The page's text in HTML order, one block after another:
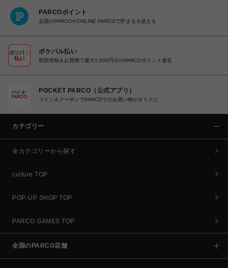
PARCOポイント
全国のPARCOやONLINE PARCOで貯まる＆使える
ポケパル払い
初回登録＆お買物で最大1,500円分のPARCOポイント進呈
POCKET PARCO（公式アプリ）
コイン＆クーポンでPARCOでのお買い物がオトクに
カテゴリー
全カテゴリーから探す
culture TOP
POP-UP SHOP TOP
PARCO GAMES TOP
全国のPARCO店舗